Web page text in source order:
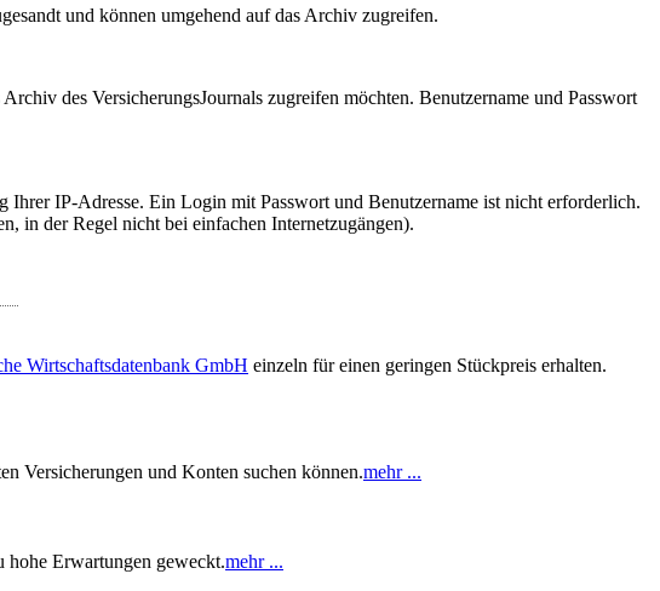
und können umgehend auf das Archiv zugreifen.
des VersicherungsJournals zugreifen möchten. Benutzername und Passwort
IP-Adresse. Ein Login mit Passwort und Benutzername ist nicht erforderlich.
in der Regel nicht bei einfachen Internetzugängen).
Wirtschaftsdatenbank GmbH einzeln für einen geringen Stückpreis erhalten.
Versicherungen und Konten suchen können.mehr ...
hohe Erwartungen geweckt.mehr ...